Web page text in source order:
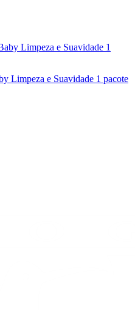
Limpeza e Suavidade 1 pacote